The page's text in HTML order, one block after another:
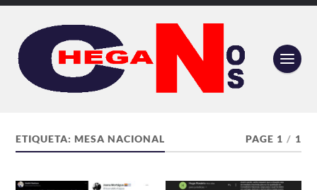
ETIQUETA:MESA NACIONAL PAGE 1 / 1